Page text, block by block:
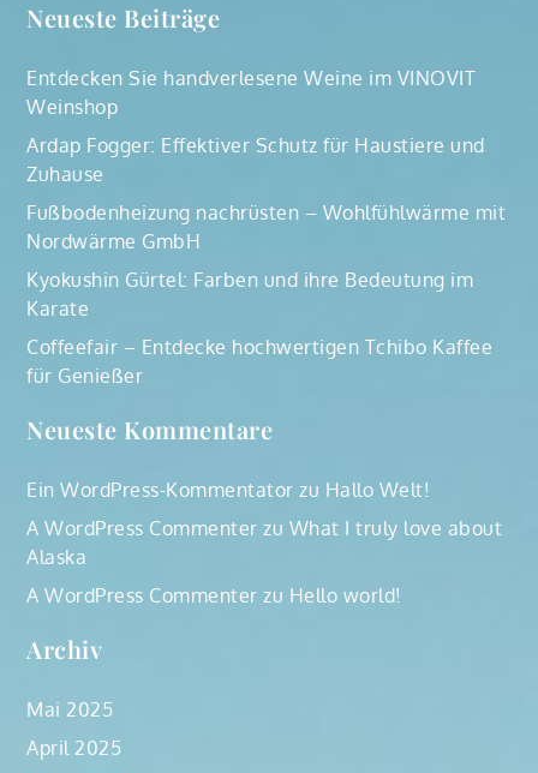
Neueste Beiträge
Entdecken Sie handverlesene Weine im VINOVIT
Weinshop
Ardap Fogger: Effektiver Schutz für Haustiere und
Zuhause
Fußbodenheizung nachrüsten – Wohlfühlwärme mit
Nordwärme GmbH
Kyokushin Gürtel: Farben und ihre Bedeutung im
Karate
Coffeefair – Entdecke hochwertigen Tchibo Kaffee
für Genießer
Neueste Kommentare
Ein WordPress-Kommentator zu Hallo Welt!
A WordPress Commenter zu What I truly love about
Alaska
A WordPress Commenter zu Hello world!
Archiv
Mai 2025
April 2025